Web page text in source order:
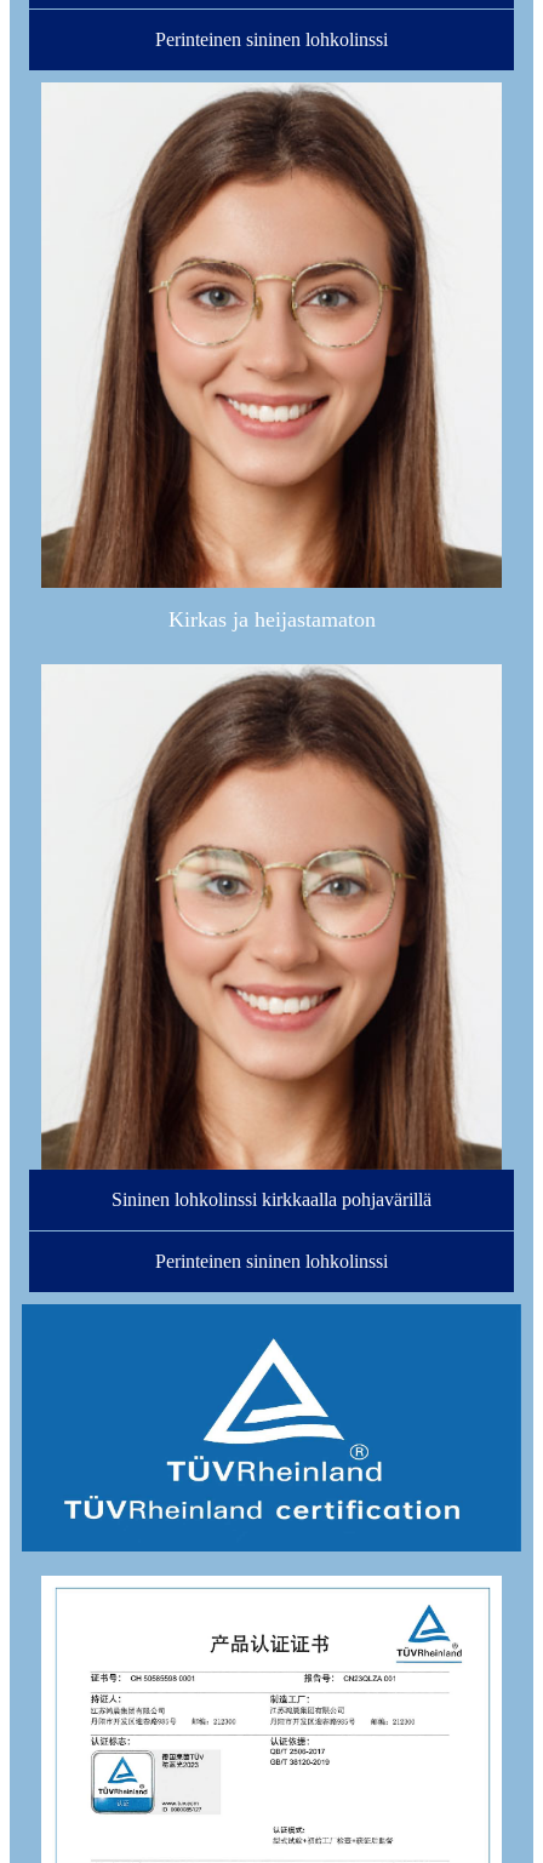
Perinteinen sininen lohkolinssi
Kirkas ja heijastamaton
Sininen lohkolinssi kirkkaalla pohjavärillä
Perinteinen sininen lohkolinssi